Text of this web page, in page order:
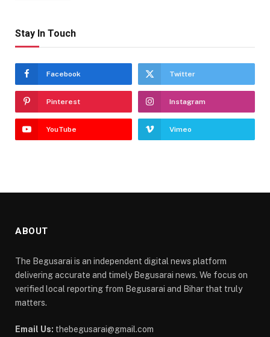
Stay In Touch
Facebook Twitter
Pinterest Instagram
YouTube Vimeo
ABOUT
The Begusarai is an independent digital news platform
delivering accurate and timely Begusarai news. We focus on
verified local reporting from Begusarai and Bihar that truly
matters.
Email Us: thebegusarai@gmail.com